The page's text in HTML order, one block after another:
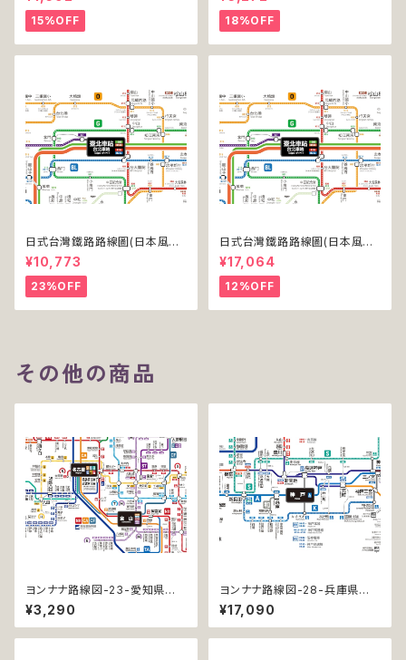
T)
15%OFF
-NC)
18%OFF
日式台灣鐵路路線圖(日本風台
湾鉄道路線図)(デジタル版／PR
O)
¥10,773
23%OFF
日式台灣鐵路路線圖(日本風台
湾鉄道路線図)(デジタル版／PR
O-NC)
¥17,064
12%OFF
その他の商品
ヨンナナ路線図-23-愛知県の
鉄道 (Aichi / デジタル / LT-N
C)
¥3,290
ヨンナナ路線図-28-兵庫県の
鉄道 (Hyogo / デジタル / PR
O-NC)
¥17,090